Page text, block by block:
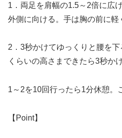
1．両足を肩幅の1.5～2倍に広
外側に向ける。手は胸の前に軽
2．3秒かけてゆっくりと腰を
くらいの高さまできたら3秒か
1～2を10回行ったら1分休憩。
【Point】